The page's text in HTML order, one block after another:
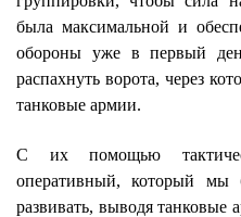
была максимальной и
обороны уже в первый
распахнуть ворота, через
танковые армии.
С их помощью
оперативный, который
развивать, выводя танковые